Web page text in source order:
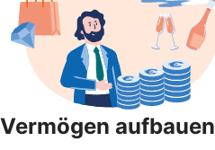
Vermögen aufbauen